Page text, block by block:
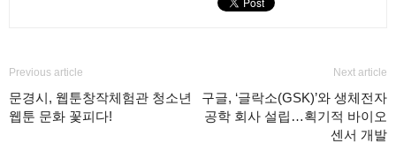
Previous article
문경시, 웹툰창작체험관 청소년
웹툰 문화 꽃피다!
Next article
구글, ‘글락소(GSK)’와 생체전자
공학 회사 설립…획기적 바이오
센서 개발